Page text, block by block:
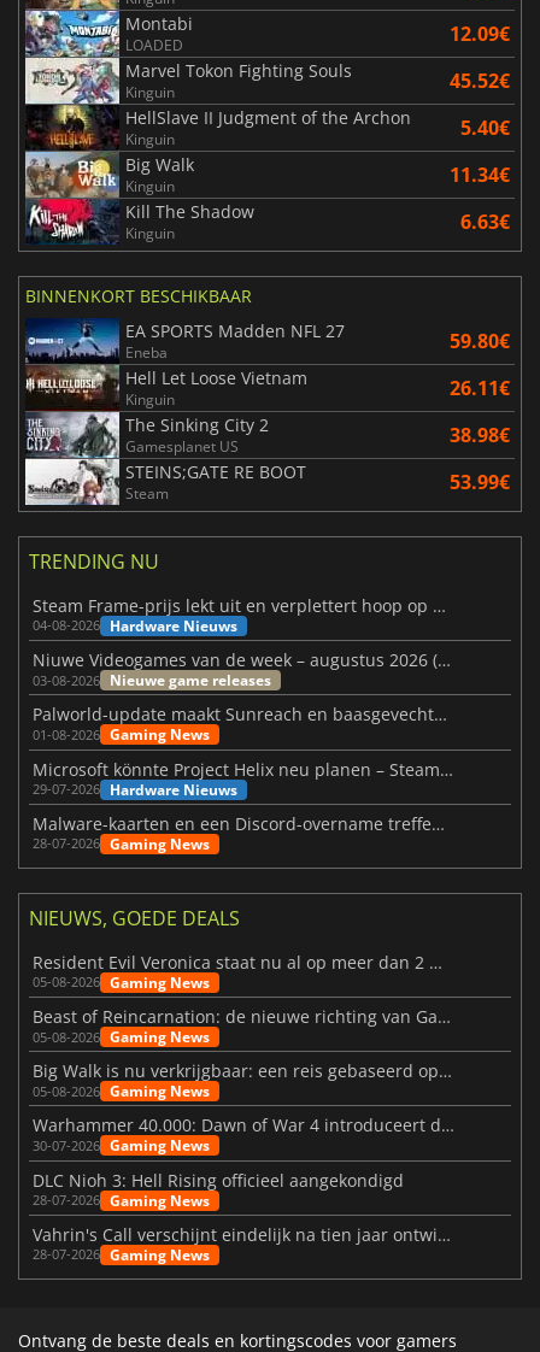
Montabi
LOADED 12.09€
Marvel Tokon Fighting Souls
Kinguin 45.52€
HellSlave II Judgment of the Archon
Kinguin 5.40€
Big Walk
Kinguin 11.34€
Kill The Shadow
Kinguin 6.63€
BINNENKORT BESCHIKBAAR
EA SPORTS Madden NFL 27
Eneba 59.80€
Hell Let Loose Vietnam
Kinguin 26.11€
The Sinking City 2
Gamesplanet US 38.98€
STEINS;GATE RE BOOT
Steam 53.99€
TRENDING NU
Steam Frame-prijs lekt uit en verplettert hoop op betaalbare VR
04-08-2026 Hardware Nieuws
Niuwe Videogames van de week – augustus 2026 (week 32)
03-08-2026 Nieuwe game releases
Palworld-update maakt Sunreach en baasgevechten stabieler
01-08-2026 Gaming News
Microsoft könnte Project Helix neu planen – Steam-Support wackelt
29-07-2026 Hardware Nieuws
Malware-kaarten en een Discord-overname treffen Meccha Chameleon
28-07-2026 Gaming News
NIEUWS, GOEDE DEALS
Resident Evil Veronica staat nu al op meer dan 2 miljoen verlanglijstjes
05-08-2026 Gaming News
Beast of Reincarnation: de nieuwe richting van Game Freak
05-08-2026 Gaming News
Big Walk is nu verkrijgbaar: een reis gebaseerd op vriendschap
05-08-2026 Gaming News
Warhammer 40.000: Dawn of War 4 introduceert de Necron-factie
30-07-2026 Gaming News
DLC Nioh 3: Hell Rising officieel aangekondigd
28-07-2026 Gaming News
Vahrin's Call verschijnt eindelijk na tien jaar ontwikkeling
28-07-2026 Gaming News
Ontvang de beste deals en kortingscodes voor gamers